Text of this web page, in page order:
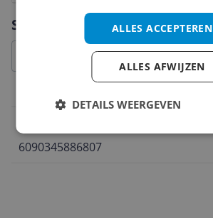
Specificaties
6090345886807
Vraag 1 van 4
ALLES ACCEPTEREN
ALLES AFWIJZEN
DETAILS WEERGEVEN